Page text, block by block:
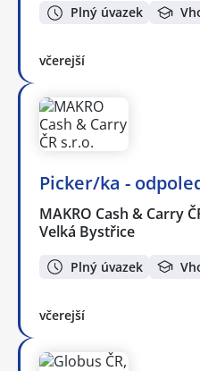
Plný úvazek
včerejší
Picker/ka -
MAKRO Cash & Carry
Velká Bystřice
Plný úvazek
včerejší